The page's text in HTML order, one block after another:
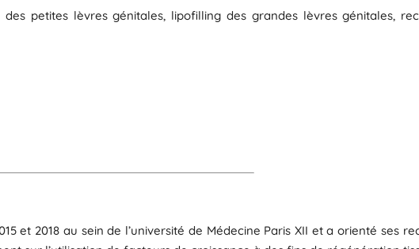
des petites lèvres génitales, lipofilling des grandes lèvres génitales,
et 2018 au sein de l’université de Médecine Paris XII et a orienté ses